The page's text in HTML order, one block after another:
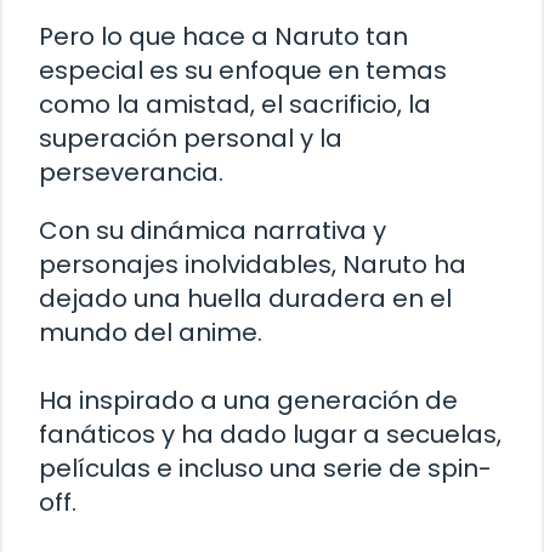
Pero lo que hace a Naruto tan
especial es su enfoque en temas
como la amistad, el sacrificio, la
superación personal y la
perseverancia.
Con su dinámica narrativa y
personajes inolvidables, Naruto ha
dejado una huella duradera en el
mundo del anime.
Ha inspirado a una generación de
fanáticos y ha dado lugar a secuelas,
películas e incluso una serie de spin-
off.